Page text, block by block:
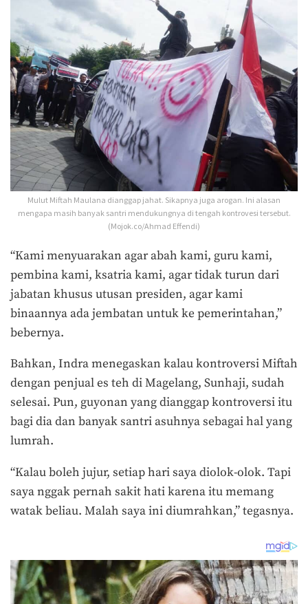
Mulut Miftah Maulana dianggap jahat. Sikapnya juga arogan. Ini alasan
mengapa masih banyak santri mendukungnya di tengah kontrovesi tersebut.
(Mojok.co/Ahmad Effendi)
“Kami menyuarakan agar abah kami, guru kami,
pembina kami, ksatria kami, agar tidak turun dari
jabatan khusus utusan presiden, agar kami
binaannya ada jembatan untuk ke pemerintahan,”
bebernya.
Bahkan, Indra menegaskan kalau kontroversi Miftah
dengan penjual es teh di Magelang, Sunhaji, sudah
selesai. Pun, guyonan yang dianggap kontroversi itu
bagi dia dan banyak santri asuhnya sebagai hal yang
lumrah.
“Kalau boleh jujur, setiap hari saya diolok-olok. Tapi
saya nggak pernah sakit hati karena itu memang
watak beliau. Malah saya ini diumrahkan,” tegasnya.